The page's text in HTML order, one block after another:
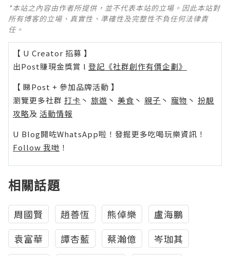
*本站之內容由作者所提供，並不代表本站的立場。因此本站對
所有博客的立場、真實性、準確性及完整性不負任何法律責
任。
【 U Creator 招募 】
出Post賺現金獎賞 l 登記《社群創作有價企劃》
【 睇Post + 參加品牌活動 】
瀏覽更多社群 打卡 丶 旅遊 丶 美食 丶 親子 丶 寵物 丶 扮靚
攻略及 活動情報
U Blog開咗WhatsApp啦！發掘更多吃喝玩樂資訊！
Follow 我哋 ！
相關話題
周國賢 趙善恆 熊倬樂
盧海鵬
袁富華
譚杏藍 蔡瀚億
岑珈其